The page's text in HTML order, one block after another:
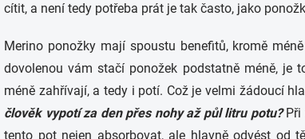
cítit, a není tedy potřeba prát je tak často, jako
Merino ponožky mají spoustu benefitů, kromě
dovolenou vám stačí ponožek podstatně méně, je
méně zahřívají, a tedy i potí. Což je velmi žádoucí
člověk vypotí za den přes nohy až půl litru potu?Při
tento pot nejen absorbovat, ale hlavně odvést od